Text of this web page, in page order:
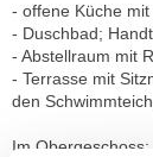
- offene Küche
- Duschbad;
- Abstellraum mit
- Terrasse mit
den
Im Obergeschoss: